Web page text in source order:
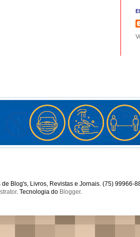
Blog's, Livros, Revistas e Jornais. (75) 99966-
. Tecnologia do Blogger.